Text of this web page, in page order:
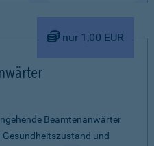
nur 1,00 EUR
Beamtenanwärter
und